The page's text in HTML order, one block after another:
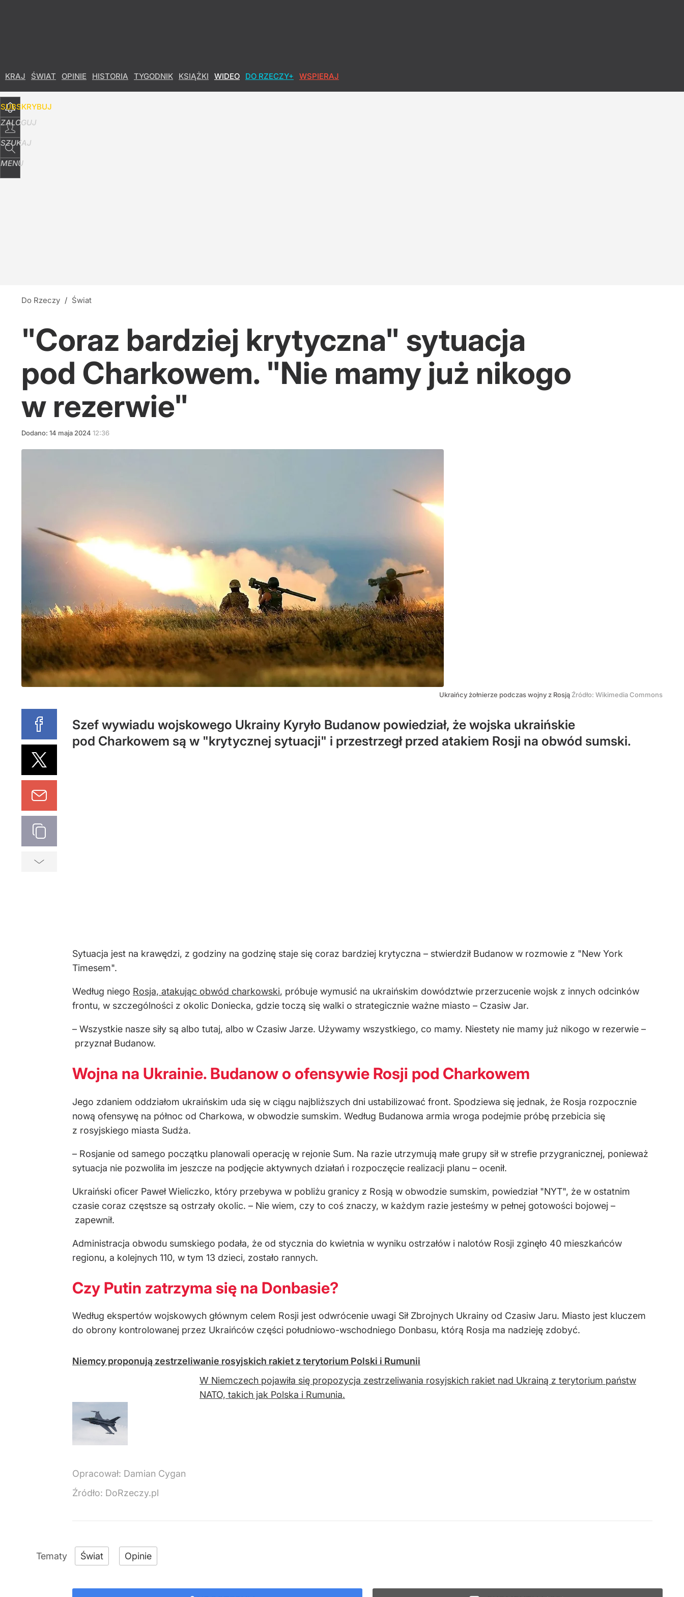
KRAJ ŚWIAT OPINIE HISTORIA TYGODNIK KSIĄŻKI WIDEO DO RZECZY+ WSPIERAJ
SUBSKRYBUJ
ZALOGUJ
SZUKAJ
MENU
Do Rzeczy / Świat
"Coraz bardziej krytyczna" sytuacja
pod Charkowem. "Nie mamy już nikogo
w rezerwie"
Dodano: 14 maja 2024 12:36
Ukraińcy żołnierze podczas wojny z Rosją Źródło: Wikimedia Commons
Szef wywiadu wojskowego Ukrainy Kyryło Budanow powiedział, że wojska ukraińskie
pod Charkowem są w "krytycznej sytuacji" i przestrzegł przed atakiem Rosji na obwód sumski.
Sytuacja jest na krawędzi, z godziny na godzinę staje się coraz bardziej krytyczna – stwierdził Budanow w rozmowie z "New York
Timesem".
Według niego Rosja, atakując obwód charkowski, próbuje wymusić na ukraińskim dowództwie przerzucenie wojsk z innych odcinków
frontu, w szczególności z okolic Doniecka, gdzie toczą się walki o strategicznie ważne miasto – Czasiw Jar.
– Wszystkie nasze siły są albo tutaj, albo w Czasiw Jarze. Używamy wszystkiego, co mamy. Niestety nie mamy już nikogo w rezerwie –
przyznał Budanow.
Wojna na Ukrainie. Budanow o ofensywie Rosji pod Charkowem
Jego zdaniem oddziałom ukraińskim uda się w ciągu najbliższych dni ustabilizować front. Spodziewa się jednak, że Rosja rozpocznie
nową ofensywę na północ od Charkowa, w obwodzie sumskim. Według Budanowa armia wroga podejmie próbę przebicia się
z rosyjskiego miasta Sudża.
– Rosjanie od samego początku planowali operację w rejonie Sum. Na razie utrzymują małe grupy sił w strefie przygranicznej, ponieważ
sytuacja nie pozwoliła im jeszcze na podjęcie aktywnych działań i rozpoczęcie realizacji planu – ocenił.
Ukraiński oficer Paweł Wieliczko, który przebywa w pobliżu granicy z Rosją w obwodzie sumskim, powiedział "NYT", że w ostatnim
czasie coraz częstsze są ostrzały okolic. – Nie wiem, czy to coś znaczy, w każdym razie jesteśmy w pełnej gotowości bojowej –
zapewnił.
Administracja obwodu sumskiego podała, że od stycznia do kwietnia w wyniku ostrzałów i nalotów Rosji zginęło 40 mieszkańców
regionu, a kolejnych 110, w tym 13 dzieci, zostało rannych.
Czy Putin zatrzyma się na Donbasie?
Według ekspertów wojskowych głównym celem Rosji jest odwrócenie uwagi Sił Zbrojnych Ukrainy od Czasiw Jaru. Miasto jest kluczem
do obrony kontrolowanej przez Ukraińców części południowo-wschodniego Donbasu, którą Rosja ma nadzieję zdobyć.
Niemcy proponują zestrzeliwanie rosyjskich rakiet z terytorium Polski i Rumunii
W Niemczech pojawiła się propozycja zestrzeliwania rosyjskich rakiet nad Ukrainą z terytorium państw
NATO, takich jak Polska i Rumunia.
Opracował: Damian Cygan
Źródło: DoRzeczy.pl
Świat Opinie